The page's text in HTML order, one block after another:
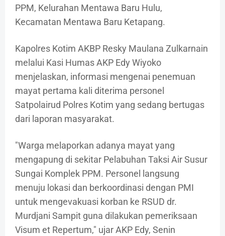
PPM, Kelurahan Mentawa Baru Hulu,
Kecamatan Mentawa Baru Ketapang.
Kapolres Kotim AKBP Resky Maulana Zulkarnain
melalui Kasi Humas AKP Edy Wiyoko
menjelaskan, informasi mengenai penemuan
mayat pertama kali diterima personel
Satpolairud Polres Kotim yang sedang bertugas
dari laporan masyarakat.
"Warga melaporkan adanya mayat yang
mengapung di sekitar Pelabuhan Taksi Air Susur
Sungai Komplek PPM. Personel langsung
menuju lokasi dan berkoordinasi dengan PMI
untuk mengevakuasi korban ke RSUD dr.
Murdjani Sampit guna dilakukan pemeriksaan
Visum et Repertum," ujar AKP Edy, Senin